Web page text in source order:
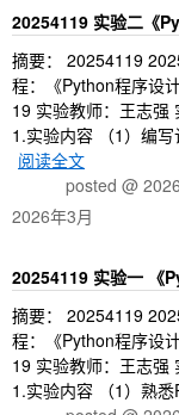
20254119 实验二《
摘要： 20254119
程：《Python程序设
19 实验教师：王志强
1.实验内容 （1）编
阅读全文
posted @
2026年3月
20254119 实验一 《
摘要： 20254119
程：《Python程序设
19 实验教师：王志强
1.实验内容 （1）熟